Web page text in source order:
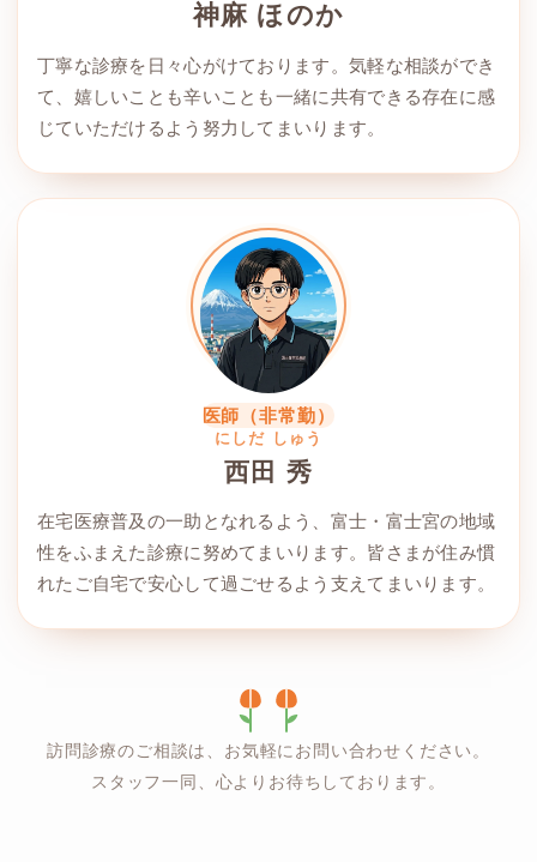
神麻 ほのか
丁寧な診療を日々心がけております。気軽な相談ができ
て、嬉しいことも辛いことも一緒に共有できる存在に感
じていただけるよう努力してまいります。
医師（非常勤）
にしだ しゅう
西田 秀
在宅医療普及の一助となれるよう、富士・富士宮の地域
性をふまえた診療に努めてまいります。皆さまが住み慣
れたご自宅で安心して過ごせるよう支えてまいります。
訪問診療のご相談は、お気軽にお問い合わせください。
スタッフ一同、心よりお待ちしております。